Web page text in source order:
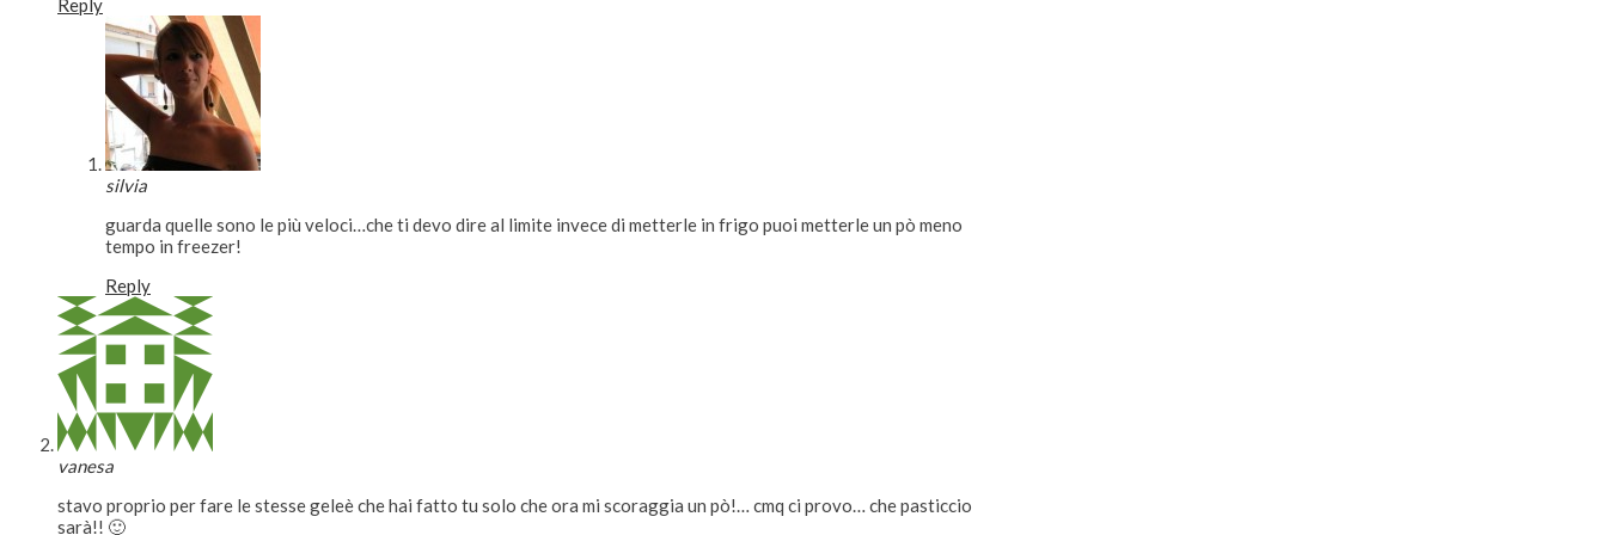
Reply
silvia
guarda quelle sono le più veloci…che ti devo dire al limite invece di metterle in frigo puoi metterle un pò meno
tempo in freezer!
Reply
vanesa
stavo proprio per fare le stesse geleè che hai fatto tu solo che ora mi scoraggia un pò!… cmq ci provo… che pasticcio
sarà!! 🙂